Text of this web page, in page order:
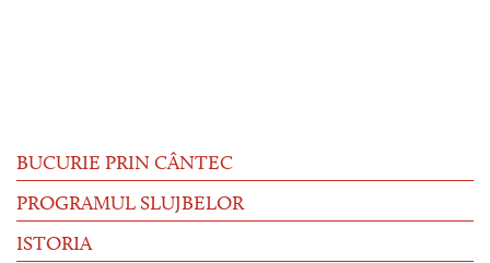
BUCURIE PRIN CÂNTEC
PROGRAMUL SLUJBELOR
ISTORIA